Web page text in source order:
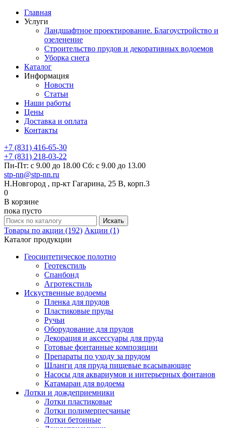
Главная
Услуги
Ландшафтное проектирование. Благоустройство и
озеленение
Строительство прудов и декоративных водоемов
Уборка снега
Каталог
Информация
Новости
Статьи
Наши работы
Цены
Доставка и оплата
Контакты
+7 (831) 416-65-30
+7 (831) 218-03-22
Пн-Пт: с 9.00 до 18.00 Сб: с 9.00 до 13.00
stp-nn@stp-nn.ru
Н.Новгород , пр-кт Гагарина, 25 В, корп.3
0
В корзине
пока пусто
Товары по акции (192) Акции (1)
Каталог продукции
Геосинтетическое полотно
Геотекстиль
Спанбонд
Агротекстиль
Искуственные водоемы
Пленка для прудов
Пластиковые пруды
Ручьи
Оборудование для прудов
Декорация и аксессуары для пруда
Готовые фонтанные композиции
Препараты по уходу за прудом
Шланги для пруда пищевые всасывающие
Насосы для аквариумов и интерьерных фонтанов
Катамаран для водоема
Лотки и дождеприемники
Лотки пластиковые
Лотки полимерпесчаные
Лотки бетонные